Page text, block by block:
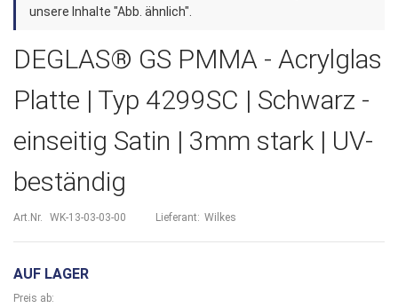
Bildergalerie
unsere Inhalte "Abb. ähnlich".
DEGLAS® GS PMMA - Acrylglas
Platte | Typ 4299SC | Schwarz -
einseitig Satin | 3mm stark | UV-
beständig
Art.Nr. WK-13-03-03-00 Lieferant: Wilkes
AUF LAGER
Preis ab